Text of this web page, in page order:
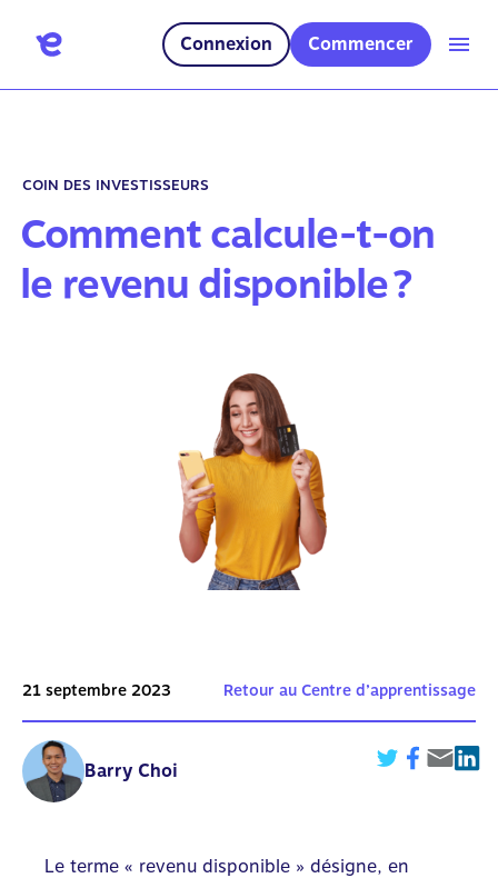
Connexion Commencer
COIN DES INVESTISSEURS
Comment calcule-t-on
le revenu disponible ?
21 septembre 2023 Retour au Centre d’apprentissage
Barry Choi
Le terme « revenu disponible » désigne, en